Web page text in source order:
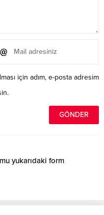
için adım, e-posta adresim
yukarıdaki form